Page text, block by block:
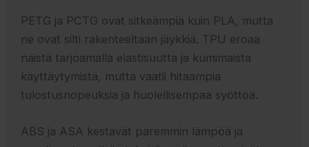
PETG ja PCTG ovat sitkeämpiä kuin PLA, mutta
ne ovat silti rakenteeltaan jäykkiä. TPU eroaa
näistä tarjoamalla elastisuutta ja kumimaista
käyttäytymistä, mutta vaatii hitaampia
tulostusnopeuksia ja huolellisempaa syöttöä.
ABS ja ASA kestävät paremmin lämpöä ja